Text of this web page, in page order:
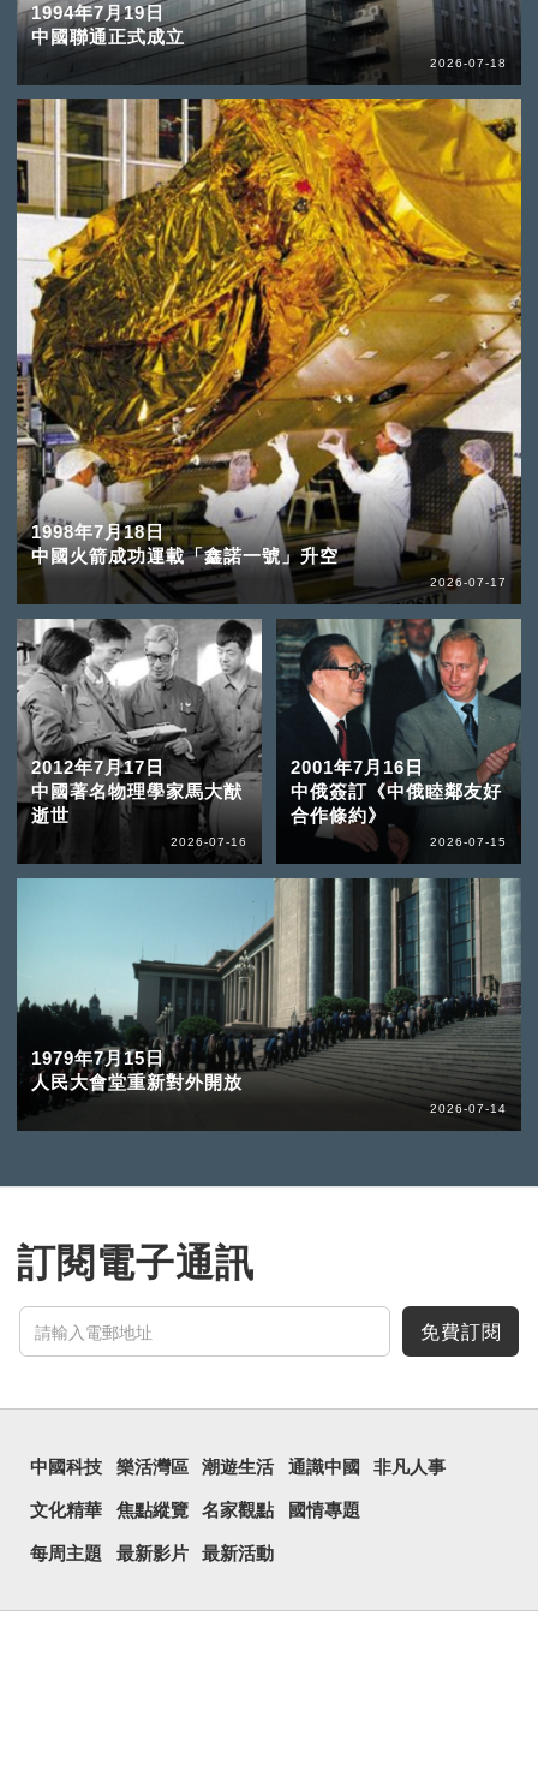
1994年7月19日
中國聯通正式成立
2026-07-18
1998年7月18日
中國火箭成功運載「鑫諾一號」升空
2026-07-17
2012年7月17日
中國著名物理學家馬大猷
逝世
2026-07-16
2001年7月16日
中俄簽訂《中俄睦鄰友好
合作條約》
2026-07-15
1979年7月15日
人民大會堂重新對外開放
2026-07-14
訂閱電子通訊
免費訂閱
中國科技 樂活灣區 潮遊生活 通識中國 非凡人事
文化精華 焦點縱覽 名家觀點 國情專題
每周主題 最新影片 最新活動